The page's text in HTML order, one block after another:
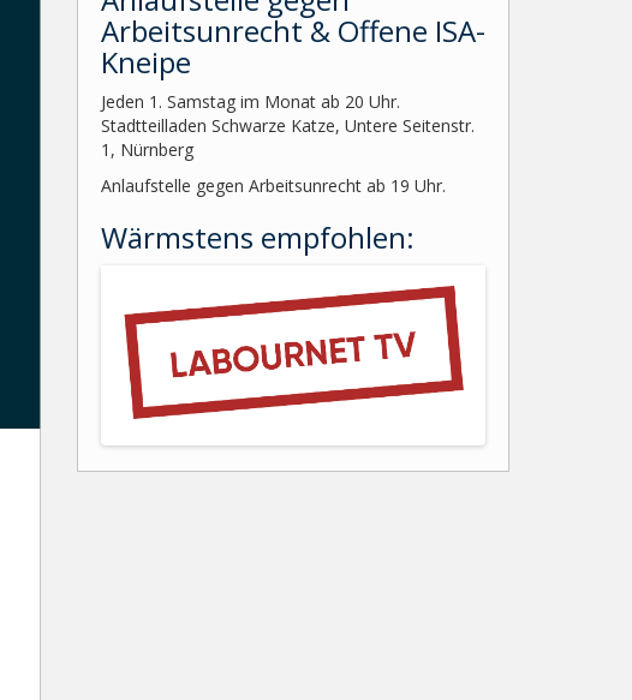
Arbeitsunrecht & Offene ISA-
Kneipe
Jeden 1. Samstag im Monat ab 20 Uhr.
Stadtteilladen Schwarze Katze, Untere Seitenstr.
1, Nürnberg
Anlaufstelle gegen Arbeitsunrecht ab 19 Uhr.
Wärmstens empfohlen: